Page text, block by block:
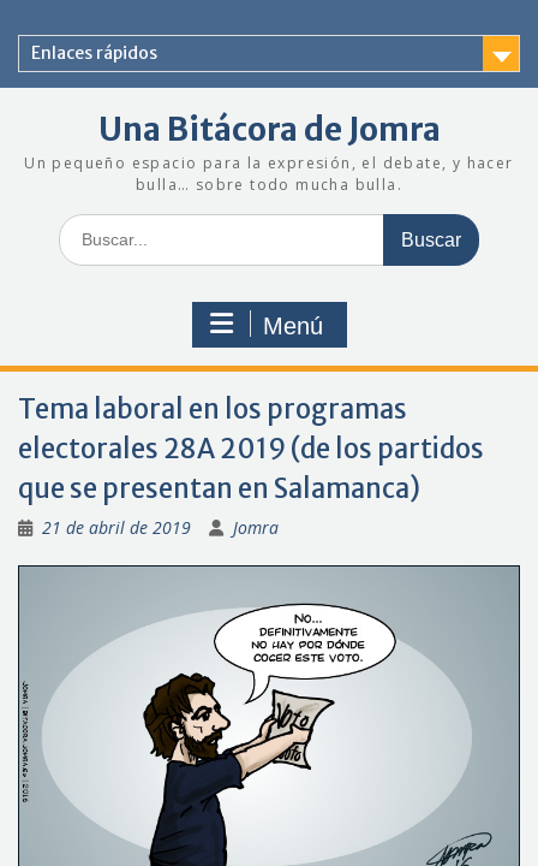
contenido
Enlaces rápidos
Una Bitácora de Jomra
Un pequeño espacio para la expresión, el debate, y hacer
bulla… sobre todo mucha bulla.
Buscar:
Menú
Tema laboral en los programas
electorales 28A 2019 (de los partidos
que se presentan en Salamanca)
21 de abril de 2019 Jomra